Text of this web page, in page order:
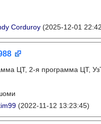
Corduroy (2025-12-01
ЦТ, 2-я программа ЦТ,
(2022-11-12 13:23:45)